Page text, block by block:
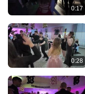
0:17
0:28